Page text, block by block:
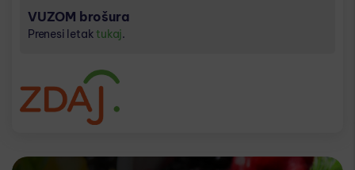
VUZOM brošura
Prenesi letaktukaj.